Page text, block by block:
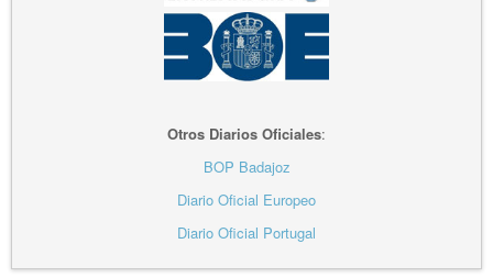
Otros Diarios Oficiales:
BOP Badajoz
Diario Oficial Europeo
Diario Oficial Portugal